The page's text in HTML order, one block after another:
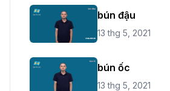
bún đậu
13 thg 5, 2021
bún ốc
13 thg 5, 2021